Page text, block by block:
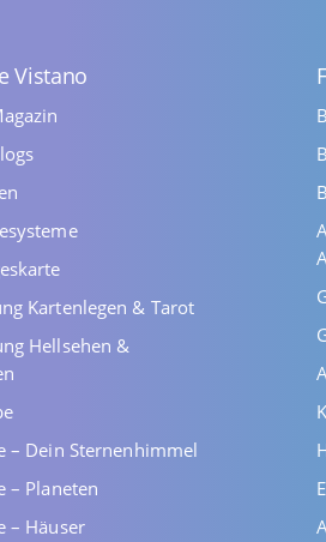
Vistano
Kartenlegen & Tarot
Hellsehen &
– Dein Sternenhimmel
– Planeten
– Häuser